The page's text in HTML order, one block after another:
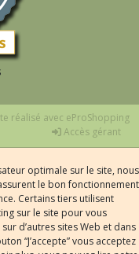
réalisé avec eProShopping
Accès gérant
optimale sur le site, nous
le bon fonctionnement
Certains tiers utilisent
sur le site pour vous
d’autres sites Web et dans
“J’accepte” vous acceptez